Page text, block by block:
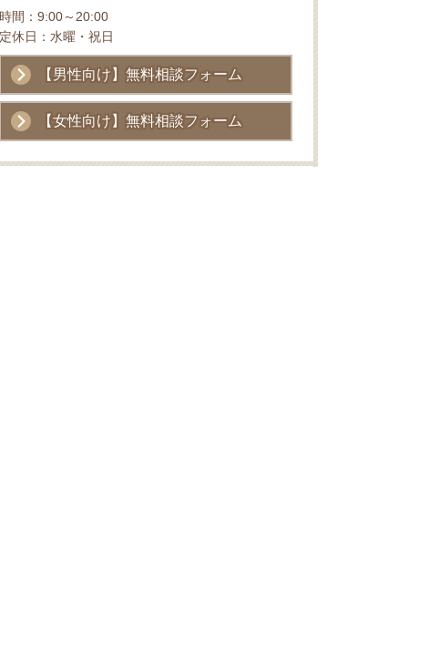
時間：9:00～20:00
定休日：水曜・祝日
【男性向け】無料相談フォーム
【女性向け】無料相談フォーム